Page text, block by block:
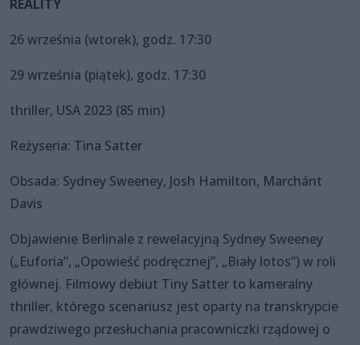
REALITY
26 września (wtorek), godz. 17:30
29 września (piątek), godz. 17:30
thriller, USA 2023 (85 min)
Reżyseria: Tina Satter
Obsada: Sydney Sweeney, Josh Hamilton, Marchánt
Davis
Objawienie Berlinale z rewelacyjną Sydney Sweeney
(„Euforia”, „Opowieść podręcznej”, „Biały lotos”) w roli
głównej. Filmowy debiut Tiny Satter to kameralny
thriller, którego scenariusz jest oparty na transkrypcie
prawdziwego przesłuchania pracowniczki rządowej o